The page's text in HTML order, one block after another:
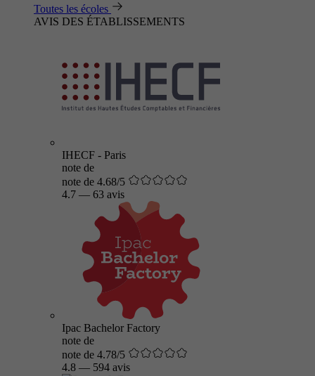
Toutes les écoles
AVIS DES ÉTABLISSEMENTS
IHECF - Paris
note de
note de 4.68/5
4.7 — 63 avis
Ipac Bachelor Factory
note de
note de 4.78/5
4.8 — 594 avis